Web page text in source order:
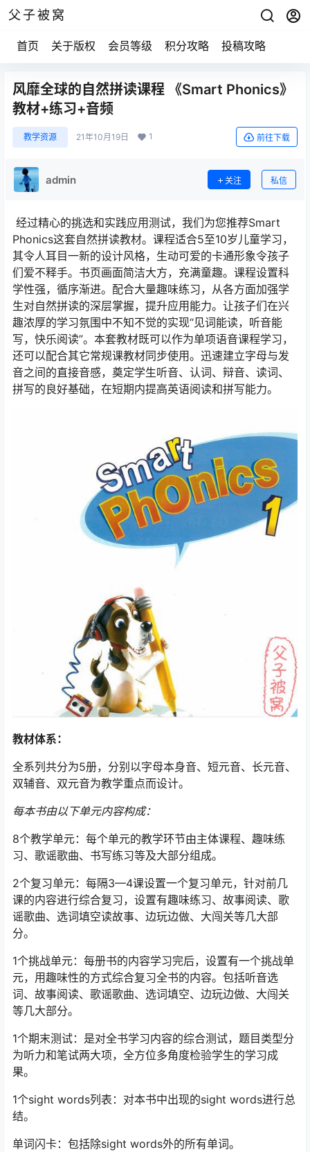
父子被窝
首页 关于版权 会员等级 积分攻略 投稿攻略
风靡全球的自然拼读课程 《Smart Phonics》
教材+练习+音频
教学资源 21年10月19日 1 前往下载
admin 关注 私信
经过精心的挑选和实践应用测试，我们为您推荐Smart
Phonics这套自然拼读教材。课程适合5至10岁儿童学习，
其令人耳目一新的设计风格，生动可爱的卡通形象令孩子
们爱不释手。书页画面简洁大方，充满童趣。课程设置科
学性强，循序渐进。配合大量趣味练习，从各方面加强学
生对自然拼读的深层掌握，提升应用能力。让孩子们在兴
趣浓厚的学习氛围中不知不觉的实现“见词能读，听音能
写，快乐阅读”。本套教材既可以作为单项语音课程学习，
还可以配合其它常规课教材同步使用。迅速建立字母与发
音之间的直接音感，奠定学生听音、认词、辩音、读词、
拼写的良好基础，在短期内提高英语阅读和拼写能力。
教材体系：
全系列共分为5册，分别以字母本身音、短元音、长元音、
双辅音、双元音为教学重点而设计。
每本书由以下单元内容构成：
8个教学单元：每个单元的教学环节由主体课程、趣味练
习、歌谣歌曲、书写练习等及大部分组成。
2个复习单元：每隔3—4课设置一个复习单元，针对前几
课的内容进行综合复习，设置有趣味练习、故事阅读、歌
谣歌曲、选词填空读故事、边玩边做、大闯关等几大部
分。
1个挑战单元：每册书的内容学习完后，设置有一个挑战单
元，用趣味性的方式综合复习全书的内容。包括听音选
词、故事阅读、歌谣歌曲、选词填空、边玩边做、大闯关
等几大部分。
1个期末测试：是对全书学习内容的综合测试，题目类型分
为听力和笔试两大项，全方位多角度检验学生的学习成
果。
1个sight words列表：对本书中出现的sight words进行总
结。
单词闪卡：包括除sight words外的所有单词。